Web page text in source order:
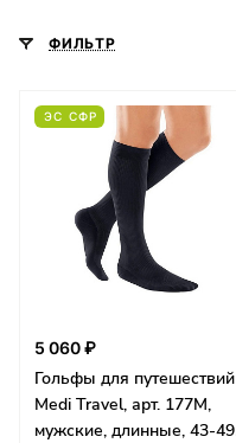
ФИЛЬТР
ЭС СФР
5 060 ₽
Гольфы для путешествий
Medi Travel, арт. 177M,
мужские, длинные, 43-49